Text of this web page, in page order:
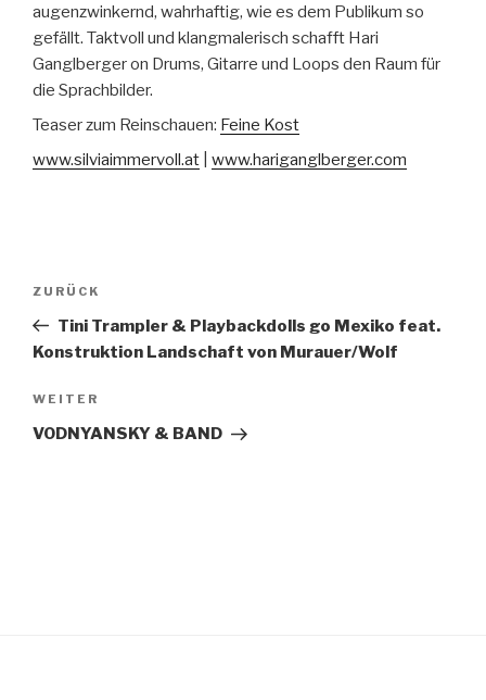
augenzwinkernd, wahrhaftig, wie es dem Publikum so
gefällt. Taktvoll und klangmalerisch schafft Hari
Ganglberger on Drums, Gitarre und Loops den Raum für
die Sprachbilder.
Teaser zum Reinschauen: Feine Kost
www.silviaimmervoll.at
www.hariganglberger.com
Beitragsnavigation
Vorheriger
Beitrag
ZURÜCK
Tini Trampler & Playbackdolls go Mexiko feat.
Konstruktion Landschaft von Murauer/Wolf
Nächster
Beitrag
WEITER
VODNYANSKY & BAND